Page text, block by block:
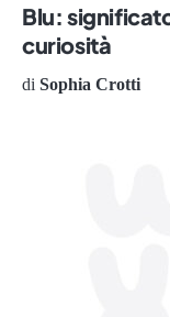
Blu:
curiosità
di Sophia Crotti